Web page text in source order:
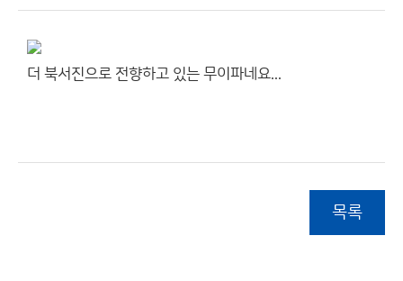
더 북서진으로 전향하고 있는 무이파네요...
목록